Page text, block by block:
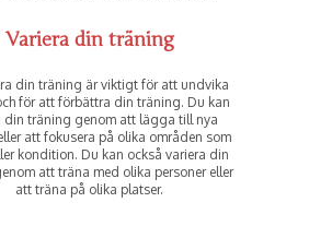
Variera din träning
din träning är viktigt för att undvika
för att förbättra din träning. Du kan
din träning genom att lägga till nya
att fokusera på olika områden som
kondition. Du kan också variera din
att träna med olika personer eller
att träna på olika platser.